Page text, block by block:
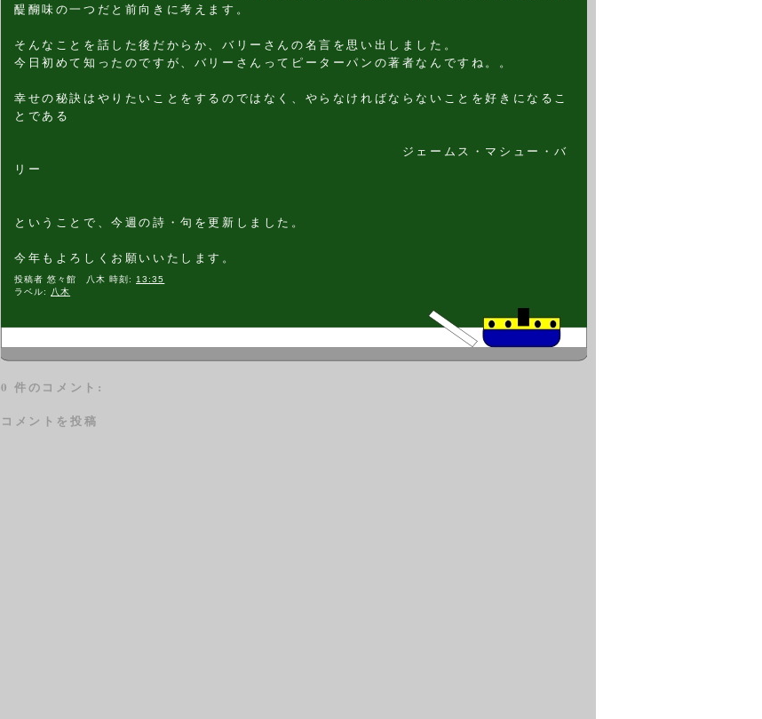
醍醐味の一つだと前向きに考えます。
そんなことを話した後だからか、バリーさんの名言を思い出しました。
今日初めて知ったのですが、バリーさんってピーターパンの著者なんですね。。
幸せの秘訣はやりたいことをするのではなく、やらなければならないことを好きになるこ
とである
ジェームス・マシュー・バ
リー
ということで、今週の詩・句を更新しました。
今年もよろしくお願いいたします。
投稿者悠々館 八木 時刻: 13:35
ラベル:
八木
0 件のコメント:
コメントを投稿